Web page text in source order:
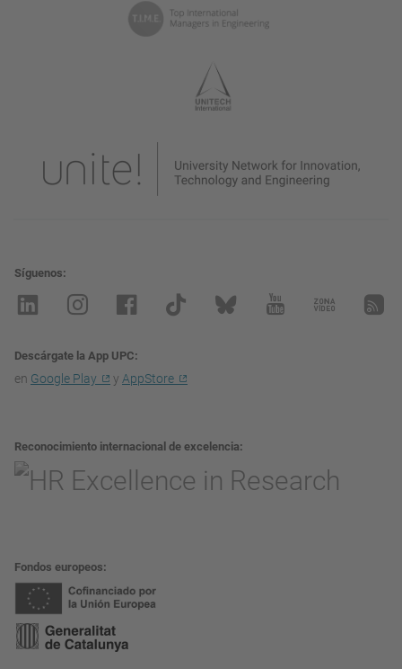
Síguenos
Descárgate la App UPC
en Google Play y AppStore
Reconocimiento internacional de excelencia
Fondos europeos